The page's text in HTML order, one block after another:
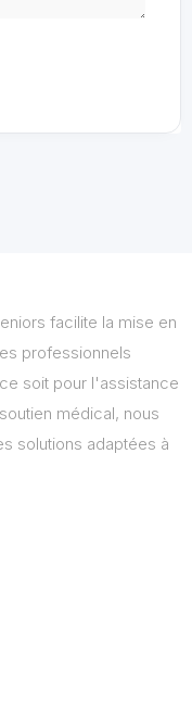
facilite la mise en
professionnels
soit pour l'assistance
médical, nous
solutions adaptées à